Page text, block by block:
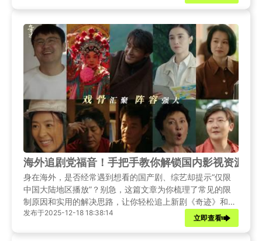
海外追剧党福音！手把手教你解锁国内影视资源，
身在海外，是否经常遇到想看的国产剧、综艺却提示“仅限
中国大陆地区播放”？别急，这篇文章为你梳理了常见的限
制原因和实用的解决思路，让你轻松追上新剧《奇迹》和更
多精彩内容。
发布于2025-12-18 18:38:14
立即查看